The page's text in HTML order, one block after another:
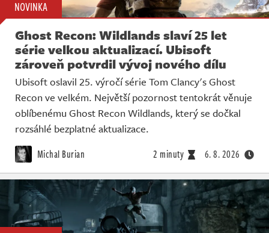
NOVINKA
Ghost Recon: Wildlands slaví 25 let
série velkou aktualizací. Ubisoft
zároveň potvrdil vývoj nového dílu
Ubisoft oslavil 25. výročí série Tom Clancy's Ghost
Recon ve velkém. Největší pozornost tentokrát věnuje
oblíbenému Ghost Recon Wildlands, který se dočkal
rozsáhlé bezplatné aktualizace.
Michal Burian 2 minuty 6. 8. 2026